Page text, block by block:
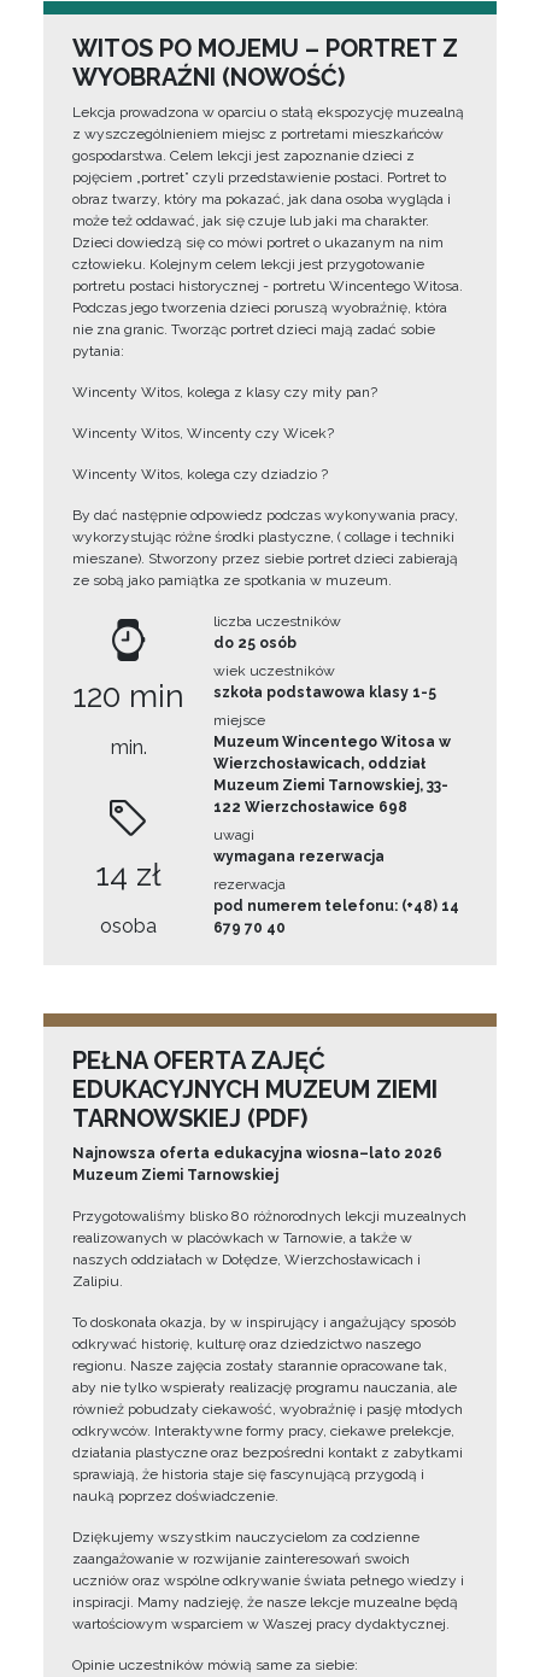
WITOS PO MOJEMU – PORTRET Z
WYOBRAŹNI (NOWOŚĆ)
Lekcja prowadzona w oparciu o stałą ekspozycję muzealną
z wyszczególnieniem miejsc z portretami mieszkańców
gospodarstwa. Celem lekcji jest zapoznanie dzieci z
pojęciem „portret” czyli przedstawienie postaci. Portret to
obraz twarzy, który ma pokazać, jak dana osoba wygląda i
może też oddawać, jak się czuje lub jaki ma charakter.
Dzieci dowiedzą się co mówi portret o ukazanym na nim
człowieku. Kolejnym celem lekcji jest przygotowanie
portretu postaci historycznej - portretu Wincentego Witosa.
Podczas jego tworzenia dzieci poruszą wyobraźnię, która
nie zna granic. Tworząc portret dzieci mają zadać sobie
pytania:
Wincenty Witos, kolega z klasy czy miły pan?
Wincenty Witos, Wincenty czy Wicek?
Wincenty Witos, kolega czy dziadzio ?
By dać następnie odpowiedz podczas wykonywania pracy,
wykorzystując różne środki plastyczne, ( collage i techniki
mieszane). Stworzony przez siebie portret dzieci zabierają
ze sobą jako pamiątka ze spotkania w muzeum.
120 min
min.
14 zł
osoba
liczba uczestników
do 25 osób
wiek uczestników
szkoła podstawowa klasy 1-5
miejsce
Muzeum Wincentego Witosa w
Wierzchosławicach, oddział
Muzeum Ziemi Tarnowskiej, 33-
122 Wierzchosławice 698
uwagi
wymagana rezerwacja
rezerwacja
pod numerem telefonu: (+48) 14
679 70 40
PEŁNA OFERTA ZAJĘĆ
EDUKACYJNYCH MUZEUM ZIEMI
TARNOWSKIEJ (PDF)
Najnowsza oferta edukacyjna wiosna–lato 2026
Muzeum Ziemi Tarnowskiej
Przygotowaliśmy blisko 80 różnorodnych lekcji muzealnych
realizowanych w placówkach w Tarnowie, a także w
naszych oddziałach w Dołędze, Wierzchosławicach i
Zalipiu.
To doskonała okazja, by w inspirujący i angażujący sposób
odkrywać historię, kulturę oraz dziedzictwo naszego
regionu. Nasze zajęcia zostały starannie opracowane tak,
aby nie tylko wspierały realizację programu nauczania, ale
również pobudzały ciekawość, wyobraźnię i pasję młodych
odkrywców. Interaktywne formy pracy, ciekawe prelekcje,
działania plastyczne oraz bezpośredni kontakt z zabytkami
sprawiają, że historia staje się fascynującą przygodą i
nauką poprzez doświadczenie.
Dziękujemy wszystkim nauczycielom za codzienne
zaangażowanie w rozwijanie zainteresowań swoich
uczniów oraz wspólne odkrywanie świata pełnego wiedzy i
inspiracji. Mamy nadzieję, że nasze lekcje muzealne będą
wartościowym wsparciem w Waszej pracy dydaktycznej.
Opinie uczestników mówią same za siebie: